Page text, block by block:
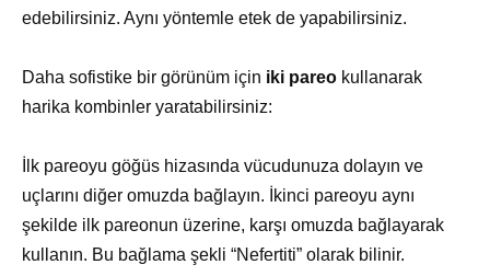
edebilirsiniz. Aynı yöntemle etek de yapabilirsiniz.
Daha sofistike bir görünüm için iki pareo kullanarak
harika kombinler yaratabilirsiniz:
İlk pareoyu göğüs hizasında vücudunuza dolayın ve
uçlarını diğer omuzda bağlayın. İkinci pareoyu aynı
şekilde ilk pareonun üzerine, karşı omuzda bağlayarak
kullanın. Bu bağlama şekli “Nefertiti” olarak bilinir.